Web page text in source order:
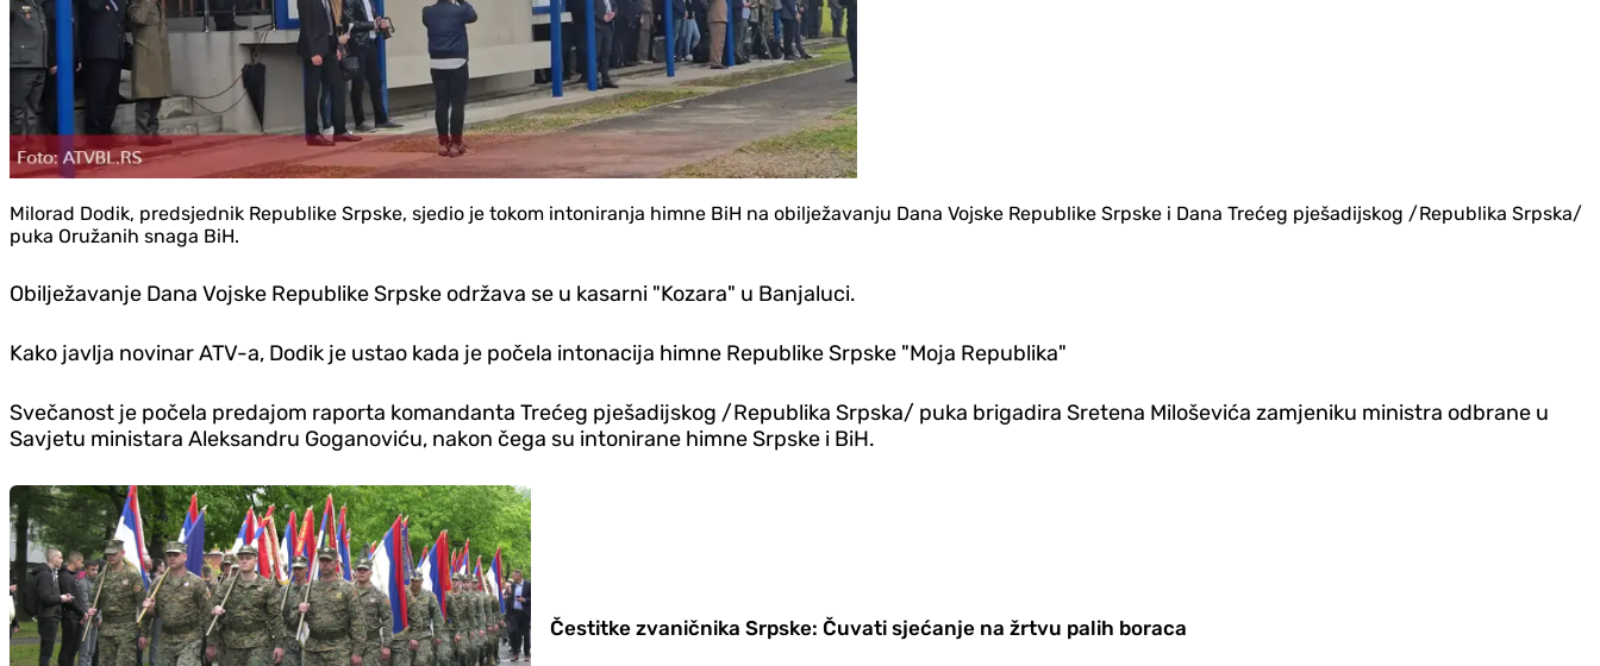
Milorad Dodik, predsjednik Republike Srpske, sjedio je tokom intoniranja himne BiH na obilježavanju Dana Vojske Republike Srpske i Dana Trećeg pješadijskog /Republika Srpska/
puka Oružanih snaga BiH.
Obilježavanje Dana Vojske Republike Srpske održava se u kasarni "Kozara" u Banjaluci.
Kako javlja novinar ATV-a, Dodik je ustao kada je počela intonacija himne Republike Srpske "Moja Republika"
Svečanost je počela predajom raporta komandanta Trećeg pješadijskog /Republika Srpska/ puka brigadira Sretena Miloševića zamjeniku ministra odbrane u
Savjetu ministara Aleksandru Goganoviću, nakon čega su intonirane himne Srpske i BiH.
Čestitke zvaničnika Srpske: Čuvati sjećanje na žrtvu palih boraca